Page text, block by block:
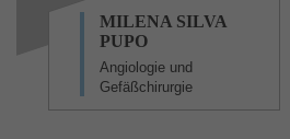
MILENA SILVA
PUPO
Angiologie und
Gefäßchirurgie